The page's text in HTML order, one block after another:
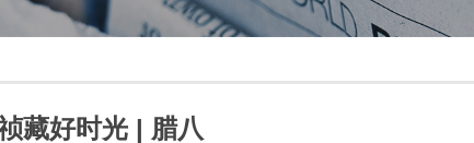
藏好时光 | 腊八